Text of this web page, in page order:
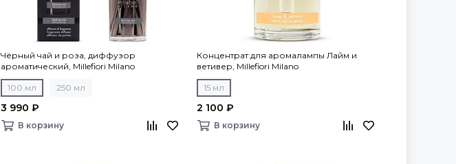
Чёрный чай и роза, диффузор
ароматический, Millefiori Milano
100 мл 250 мл
3 990 ₽
В корзину
Концентрат для аромалампы Лайм и
ветивер, Millefiori Milano
15 мл
2 100 ₽
В корзину